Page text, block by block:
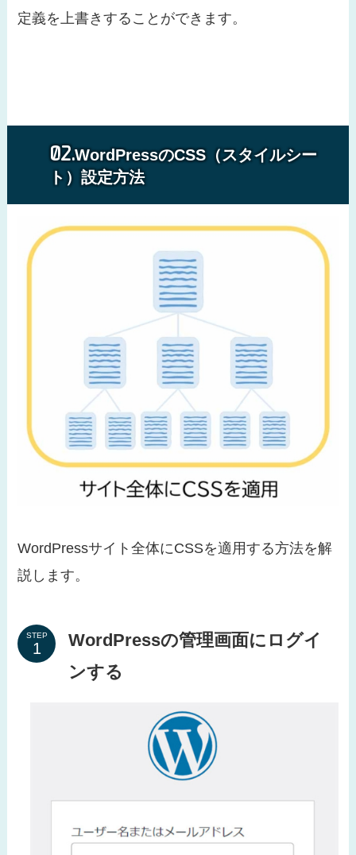
定義を上書きすることができます。
WordPressのCSS（スタイルシー
ト）設定方法
WordPressサイト全体にCSSを適用する方法を解
説します。
STEP
WordPressの管理画面にログイ
ンする